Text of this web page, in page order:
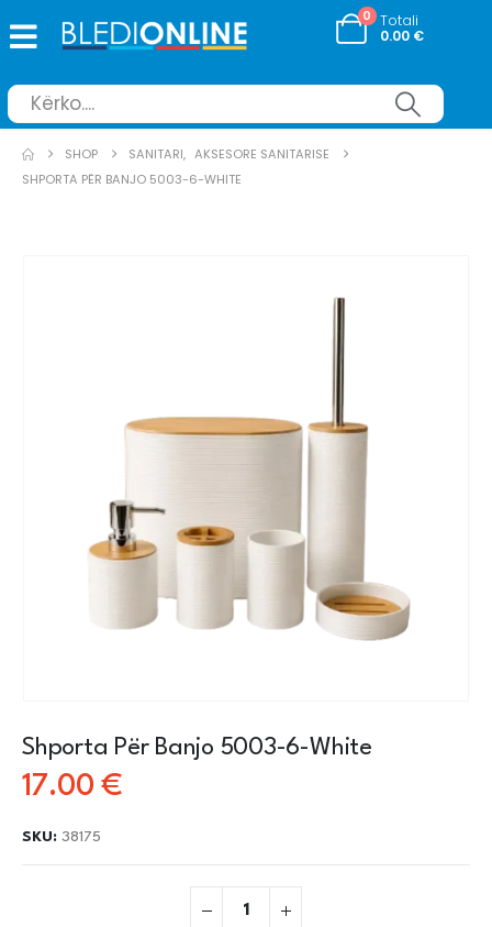
0 Totali
0.00 €
SHOP SANITARI, AKSESORE SANITARISE
SHPORTA PËR BANJO 5003-6-WHITE
Shporta Për Banjo 5003-6-White
17.00€
SKU: 38175